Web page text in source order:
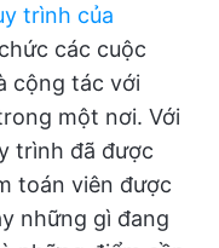
trình của
các cuộc
cộng tác với
một nơi. Với
trình đã được
toán viên được
những gì đang